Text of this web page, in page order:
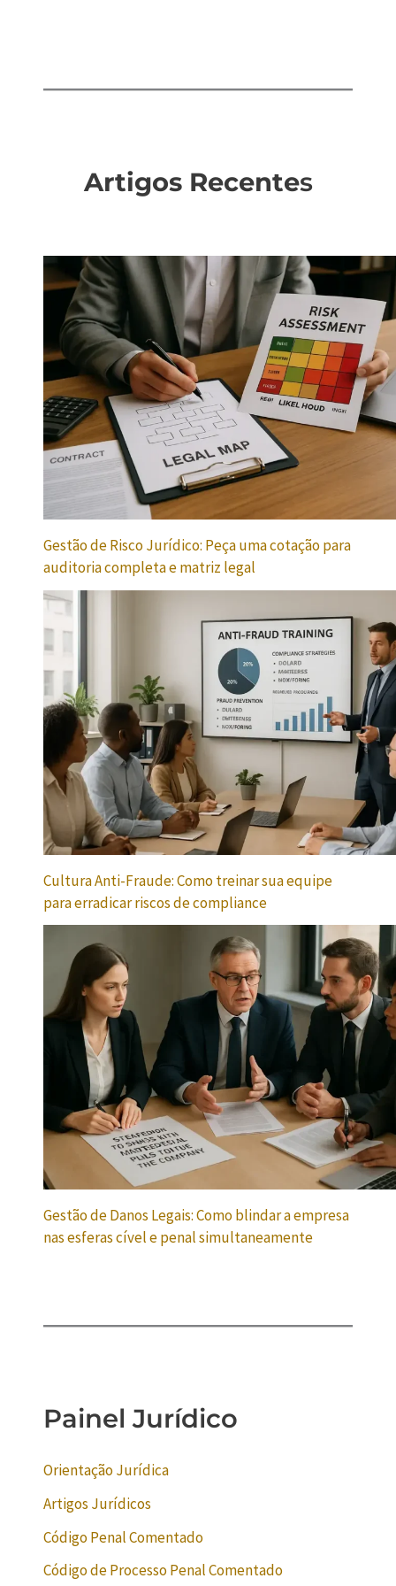
Artigos Recentes
Gestão de Risco Jurídico: Peça uma cotação para
auditoria completa e matriz legal
Cultura Anti-Fraude: Como treinar sua equipe
para erradicar riscos de compliance
Gestão de Danos Legais: Como blindar a empresa
nas esferas cível e penal simultaneamente
Painel Jurídico
Orientação Jurídica
Artigos Jurídicos
Código Penal Comentado
Código de Processo Penal Comentado